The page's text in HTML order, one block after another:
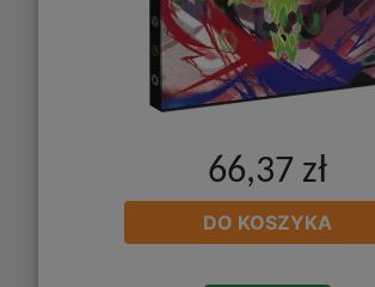
66,37 zł
DO KOSZYKA